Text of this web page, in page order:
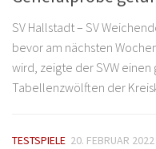
SV Hallstadt – SV
bevor am nächsten
wird, zeigte der SVW
Tabellenzwölften der
TESTSPIELE 20. FEBRUAR 2022